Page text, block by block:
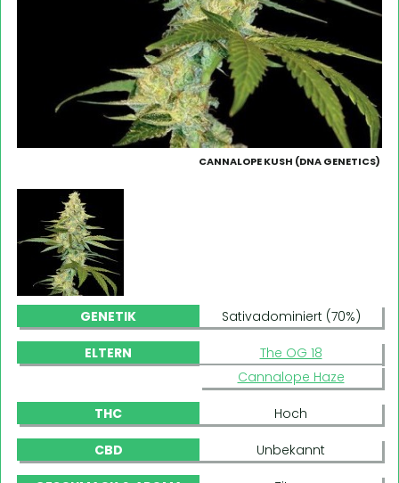
CANNALOPE KUSH (DNA GENETICS)
GENETIK Sativadominiert (70%)
ELTERN
The OG 18
Cannalope Haze
THC Hoch
CBD Unbekannt